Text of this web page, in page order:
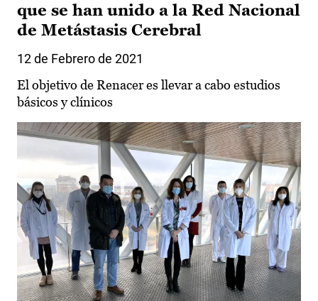
que se han unido a la Red Nacional
de Metástasis Cerebral
12 de Febrero de 2021
El objetivo de Renacer es llevar a cabo estudios
básicos y clínicos